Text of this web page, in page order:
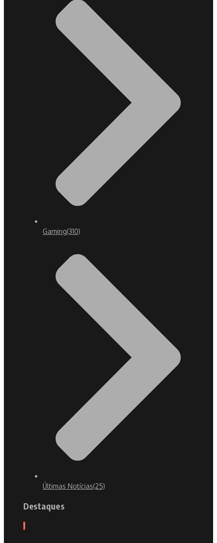
Gaming(310)
Últimas Notícias(25)
Destaques
1